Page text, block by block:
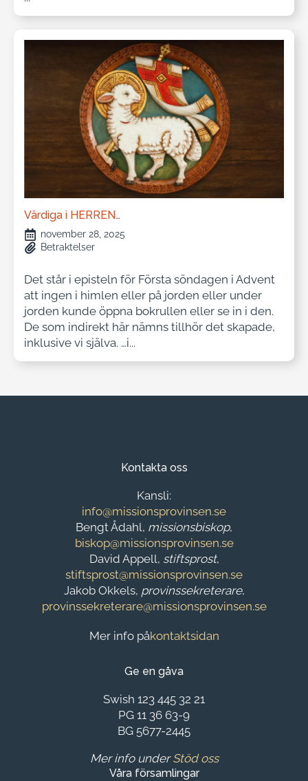
Värdiga i HERREN…
november 28, 2025
Betraktelser
Det står i episteln för Första söndagen i Advent
att ingen i himlen eller på jorden eller under
jorden kunde öppna bokrullen eller se in i den.
De som indirekt här nämns tillhör det skapade,
inklusive vi själva. …i...
Kontakta oss
Kansli:
info@missionsprovinsen.se
Bengt Ådahl, missionsbiskop,
biskop@missionsprovinsen.se
David Appell, stiftsprost,
stiftsprost@missionsprovinsen.se
Jakob Okkels, provinssekreterare,
provinssekreterare@missionsprovinsen.se
Mer info påkontaktsidan
Ge en gåva
Swish 123 445 32 21
PG 11 36 63-9
BG 5677-2445
Mer info underStöd oss
Våra församlingar